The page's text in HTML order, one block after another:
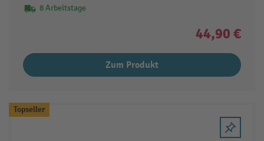
8 Arbeitstage
44,90 €
Zum Produkt
Topseller